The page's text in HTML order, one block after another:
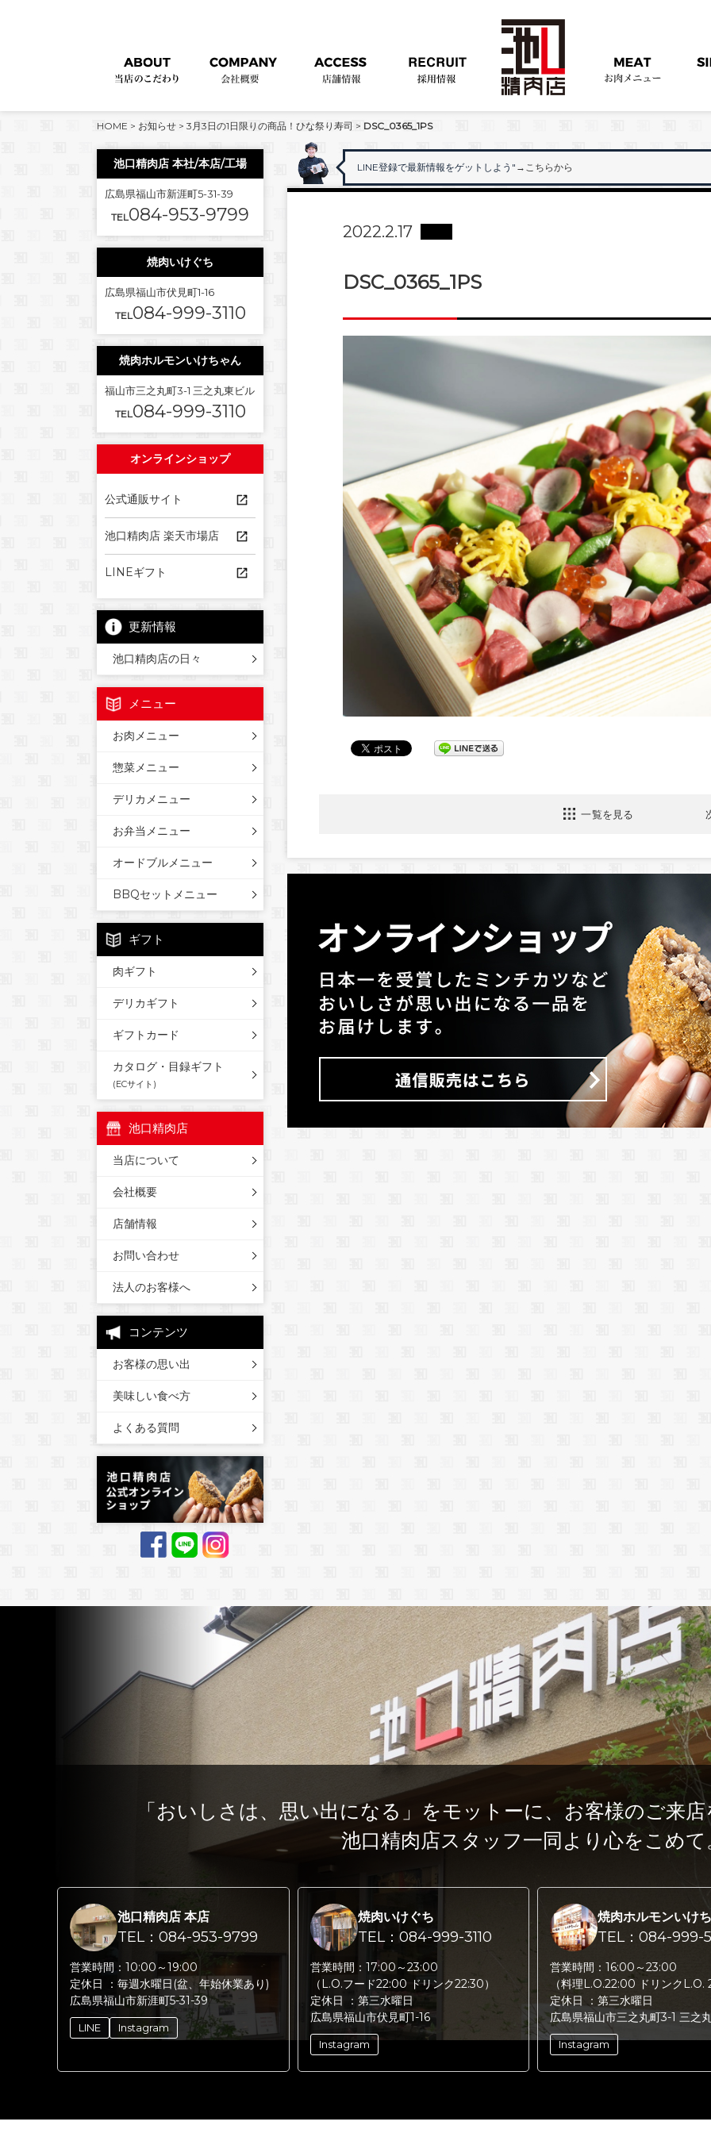
HOME > お知らせ > 3月3日の1日限りの商品！ひな祭り寿司 > DSC_0365_1PS
LINE登録で最新情報をゲットしよう" →こちらから
2022.2.17
DSC_0365_1PS
一覧を見る
池口精肉店 本社/本店/工場
広島県福山市新涯町5-31-39
TEL084-953-9799
焼肉いけぐち
広島県福山市伏見町1-16
TEL084-999-3110
焼肉ホルモンいけちゃん
福山市三之丸町3-1 三之丸東ビル
TEL084-999-3110
オンラインショップ
公式通販サイト
池口精肉店 楽天市場店
LINEギフト
更新情報
池口精肉店の日々
メニュー
お肉メニュー
惣菜メニュー
デリカメニュー
お弁当メニュー
オードブルメニュー
BBQセットメニュー
ギフト
肉ギフト
デリカギフト
ギフトカード
カタログ・目録ギフト
(ECサイト)
池口精肉店
当店について
会社概要
店舗情報
お問い合わせ
法人のお客様へ
コンテンツ
お客様の思い出
美味しい食べ方
よくある質問
「おいしさは、思い出になる」をモットーに、 お客様のご来
池口精肉店スタッフ一同より心をこめて
池口精肉店 本店
TEL：084-953-9799
営業時間： 10:00～19:00
定休日 ： 毎週水曜日(盆、年始休業あり)
広島県福山市新涯町5-31-39
LINE Instagram
焼肉いけぐち
TEL：084-999-3110
営業時間： 17:00～23:00
（L.O.フード22:00 ドリンク22:30）
定休日 ： 第三水曜日
広島県福山市伏見町1-16
Instagram
焼肉ホルモンいけ
TEL：084-999-
営業時間： 16:00～23:00
（料理L.O.22:00 ドリンクL.O.
定休日 ： 第三水曜日
広島県福山市三之丸町3-1 三之
Instagram